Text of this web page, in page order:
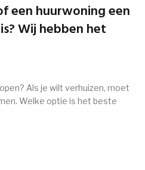
een huurwoning een
Wij hebben het
Als je wilt verhuizen, moet
Welke optie is het beste